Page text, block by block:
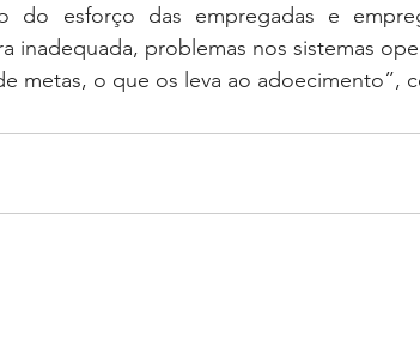
do esforço das empregadas e
inadequada, problemas nos sistemas
metas, o que os leva ao adoecimento”,